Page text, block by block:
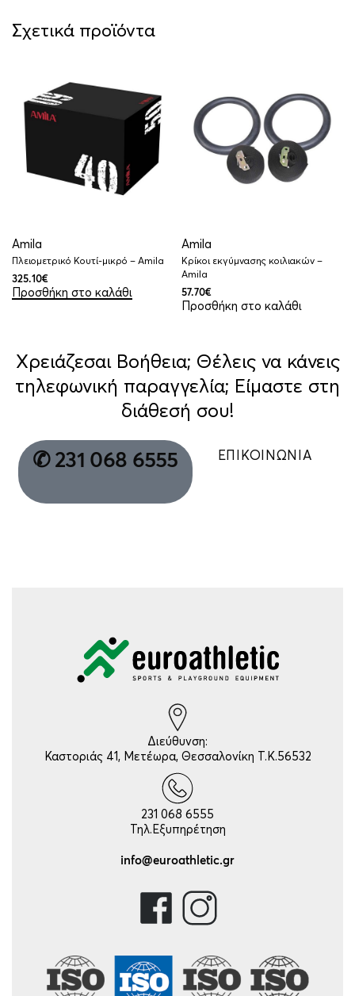
Σχετικά προϊόντα
Amila
Πλειομετρικό Κουτί-μικρό – Amila
325.10€
Προσθήκη στο καλάθι
Amila
Κρίκοι εκγύμνασης κοιλιακών –
Amila
57.70€
Προσθήκη στο καλάθι
Χρειάζεσαι Βοήθεια; Θέλεις να κάνεις
τηλεφωνική παραγγελία; Είμαστε στη
διάθεσή σου!
✆ 231 068 6555 ΕΠΙΚΟΙΝΩΝΙΑ
Διεύθυνση:
Καστοριάς 41, Μετέωρα, Θεσσαλονίκη Τ.Κ.56532
231 068 6555
Τηλ.Εξυπηρέτηση
info@euroathletic.gr